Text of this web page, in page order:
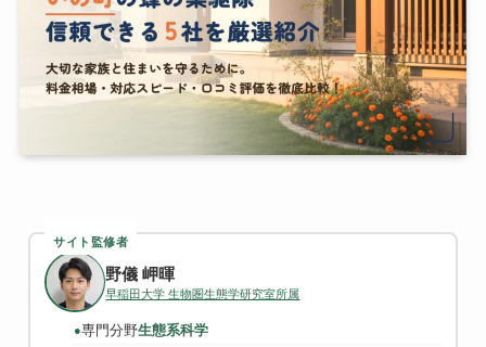
サイト監修者
野儀 岬暉
早稲田大学 生物圏生態学研究室所属
●専門分野生態系科学